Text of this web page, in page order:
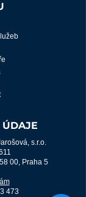
ÚDAJE
s.r.o.
00, Praha 5
473